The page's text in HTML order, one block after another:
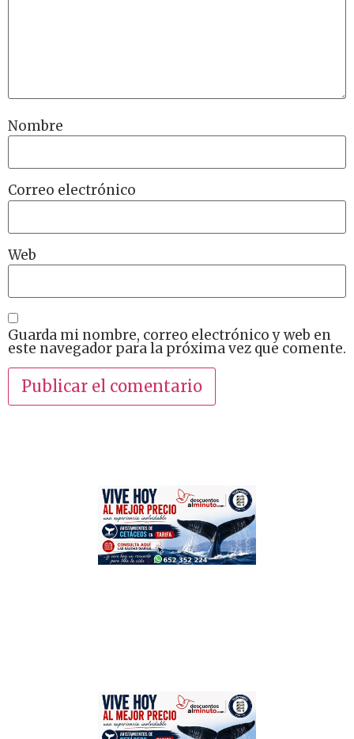
Nombre
Correo electrónico
Web
Guarda mi nombre, correo electrónico y web en
este navegador para la próxima vez que comente.